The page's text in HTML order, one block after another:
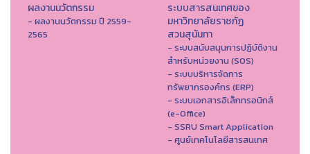
ผลงานนวัตกรรม
- ผลงานนวัตกรรม ปี 2559-
2565
ระบบสารสนเทศของ
มหาวิทยาลัยราชภัฏ
สวนสุนันทา
- ระบบสนับสนุนการปฏิบัติงาน
สำหรับหน่วยงาน (SOS)
- ระบบบริหารจัดการ
ทรัพยากรองค์กร (ERP)
- ระบบเอกสารอิเล็กทรอนิกส์
(e-Office)
- SSRU Smart Application
- ศูนย์เทคโนโลยีสารสนเทศ